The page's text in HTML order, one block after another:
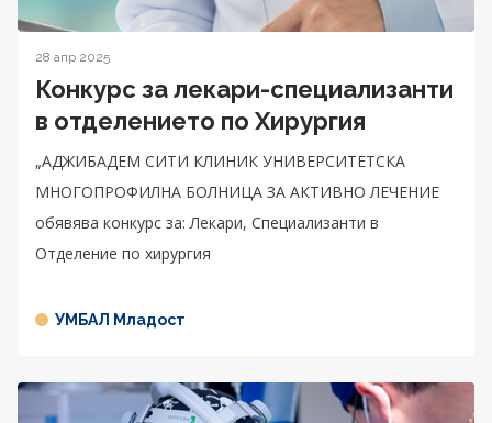
28 апр 2025
Конкурс за лекари-специализанти
в отделението по Хирургия
„АДЖИБАДЕМ СИТИ КЛИНИК УНИВЕРСИТЕТСКА
МНОГОПРОФИЛНА БОЛНИЦА ЗА АКТИВНО ЛЕЧЕНИЕ
обявява конкурс за: Лекари, Специализанти в
Отделение по хирургия
УМБАЛ Младост